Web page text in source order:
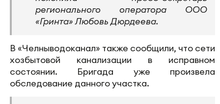
регионального оператора ООО
«Гринта» Любовь Дюрдеева.
В «Челныводоканал» также сообщили, что сети
хозбытовой канализации в исправном
состоянии. Бригада уже произвела
обследование данного участка.